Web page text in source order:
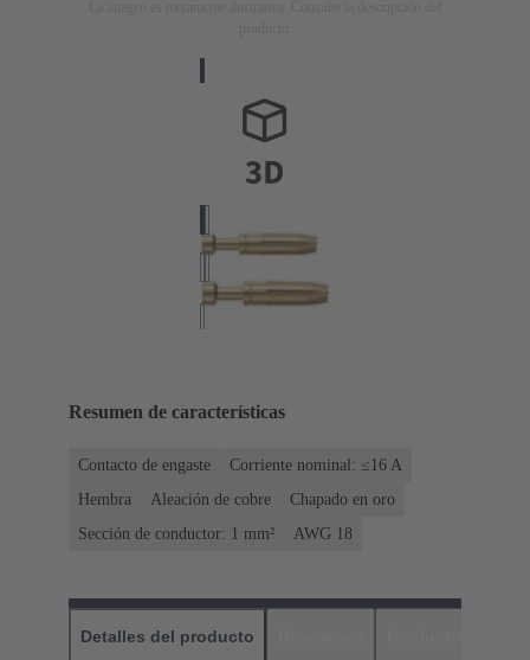
Resumen de características
Contacto de engaste
Corriente nominal: ≤16 A
Hembra
Aleación de cobre
Chapado en oro
Sección de conductor: 1 mm²
AWG 18
Detalles del producto